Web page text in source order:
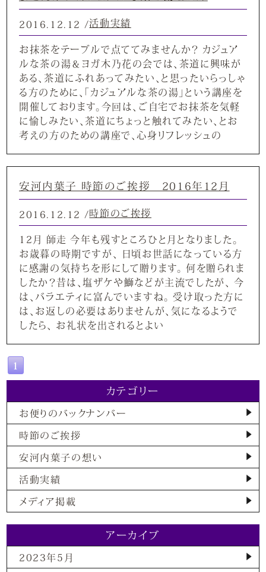
2016.12.12 /活動実績
お抹茶をテーブルで点ててみませんか？ カジュア
ルな茶の湯＆ヨガ木乃花の会では、茶道に興味が
ある、茶道にふれあってみたい、と思ったいらっしゃ
る方のために、「カジュアルな茶の湯」という講座を
開催しております。今回は、ご自宅でお抹茶を気軽
に愉しみたい、茶道にちょっと触れてみたい、とお
考えの方のための講座で、心身リフレッシュの
安河内葉子 時節のご挨拶 2016年12月
2016.12.12 /時節のご挨拶
12月 師走 今年も残すところひと月となりました。
お歳暮の時期ですが、 日頃お世話になっている方
に感謝の気持ちを形にして贈ります。 何を贈られま
したか？昔は、塩ザケや鰤などが主流でしたが、 今
は、バラエティに富んでいますね。 受け取った方に
は、お返しの必要はありませんが、気になるようで
したら、 お礼状を出されるとよい
1
カテゴリー
お便りのバックナンバー
時節のご挨拶
安河内葉子の想い
活動実績
メディア掲載
アーカイブ
2023年5月